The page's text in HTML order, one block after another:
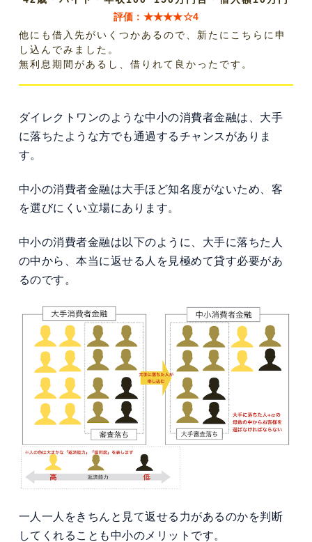
評価：★★★★☆4
他にも借入先がいくつかあるので、新たにこちらに申
し込んでみました。
無利息期間があるし、借りれて良かったです。
ダイレクトワンのような中小の消費者金融は、大手
に落ちたような方でも通過するチャンスがありま
す。
中小の消費者金融は大手ほど知名度がないため、客
を選びにくい立場にあります。
中小の消費者金融は以下のように、大手に落ちた人
の中から、本当に返せる人を見極めて貸す必要があ
るのです。
一人一人をきちんと見て返せる力があるのかを判断
してくれることも中小のメリットです。